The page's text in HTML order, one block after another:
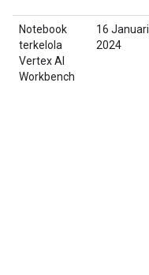
Notebook
terkelola
Vertex AI
Workbench
16 Januari
2024